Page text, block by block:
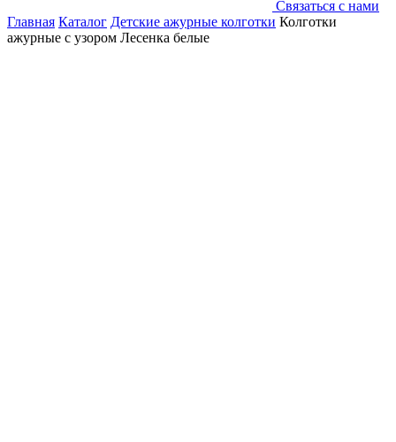
Связаться с нами
Главная Каталог Детские ажурные колготки Колготки
ажурные с узором Лесенка белые